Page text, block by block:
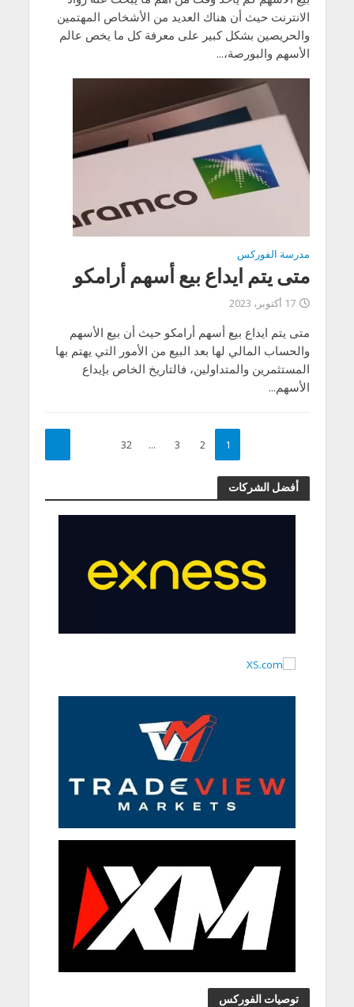
الانترنت حيث أن هناك العديد من الأشخاص المهتمين
والحريصين بشكل كبير على معرفة كل ما يخص عالم
الأسهم والبورصة،...
مدرسة الفوركس
متى يتم ايداع بيع أسهم أرامكو
17 أكتوبر، 2023
متى يتم ايداع بيع أسهم أرامكو حيث أن بيع الأسهم
والحساب المالي لها بعد البيع من الأمور التي يهتم بها
المستثمرين والمتداولين، فالتاريخ الخاص بإيداع
الأسهم...
1
2
3
…
32
أفضل الشركات
توصيات الفوركس